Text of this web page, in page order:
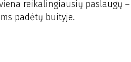
reikalingiausių paslaugų
padėtų buityje.